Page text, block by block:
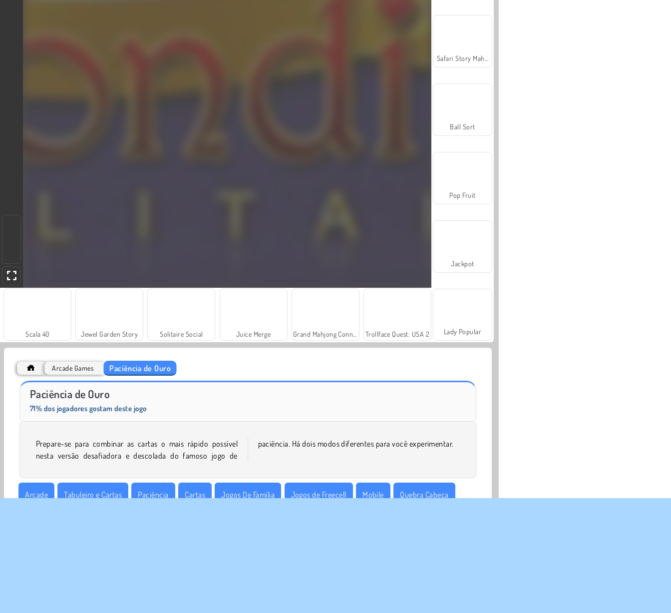
Scala 40 Jewel Garden Story Solitaire Social Juice Merge Trollface Quest: USA 2
Heroes of Myths
Ball Sort
Pop Fruit
Jackpot
Lady Popular
Arcade Games Paciência de Ouro
Paciência de Ouro
71% dos jogadores gostam deste jogo
Prepare-se para combinar as cartas o mais rápido possível
nesta versão desafiadora e descolada do famoso jogo de
paciência. Há dois modos diferentes para você experimentar.
Arcade Tabuleiro e Cartas Paciência Cartas Jogos De Família Jogos de Freecell Mobile Quebra Cabeça